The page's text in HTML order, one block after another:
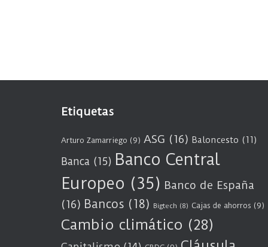
Etiquetas
Arturo Zamarriego (9) ASG (16) Baloncesto (11)
Banca (15) Banco Central
Europeo (35) Banco de España
(16) Bancos (18) Bigtech (8) Cajas de ahorros (9)
Cambio climático (28)